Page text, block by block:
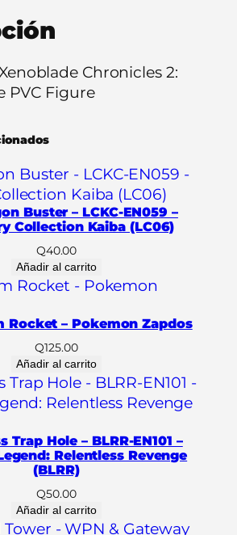
Chronicles 2:
PVC Figure
Buster – LCKC-EN059 –
Collection Kaiba (LC06)
Q40.00
Añadir al carrito
Rocket – Pokemon Zapdos
Q125.00
Añadir al carrito
Trap Hole – BLRR-EN101 –
Relentless Revenge
(BLRR)
Q50.00
Añadir al carrito